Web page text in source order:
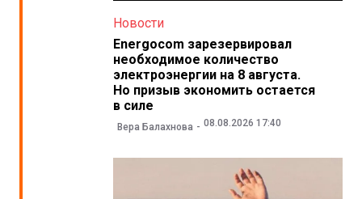
Новости
Energocom зарезервировал
необходимое количество
электроэнергии на 8 августа.
Но призыв экономить остается
в силе
Вера Балахнова 08.08.2026 17:40